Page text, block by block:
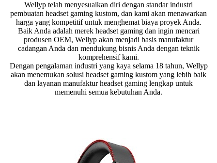
Wellyp telah menyesuaikan diri dengan standar industri
pembuatan headset gaming kustom, dan kami akan menawarkan
harga yang kompetitif untuk menghemat biaya proyek Anda.
Baik Anda adalah merek headset gaming dan ingin mencari
produsen OEM, Wellyp akan menjadi basis manufaktur
cadangan Anda dan mendukung bisnis Anda dengan teknik
komprehensif kami.
Dengan pengalaman industri yang kaya selama 18 tahun, Wellyp
akan menemukan solusi headset gaming kustom yang lebih baik
dan layanan manufaktur headset gaming lengkap untuk
memenuhi semua kebutuhan Anda.